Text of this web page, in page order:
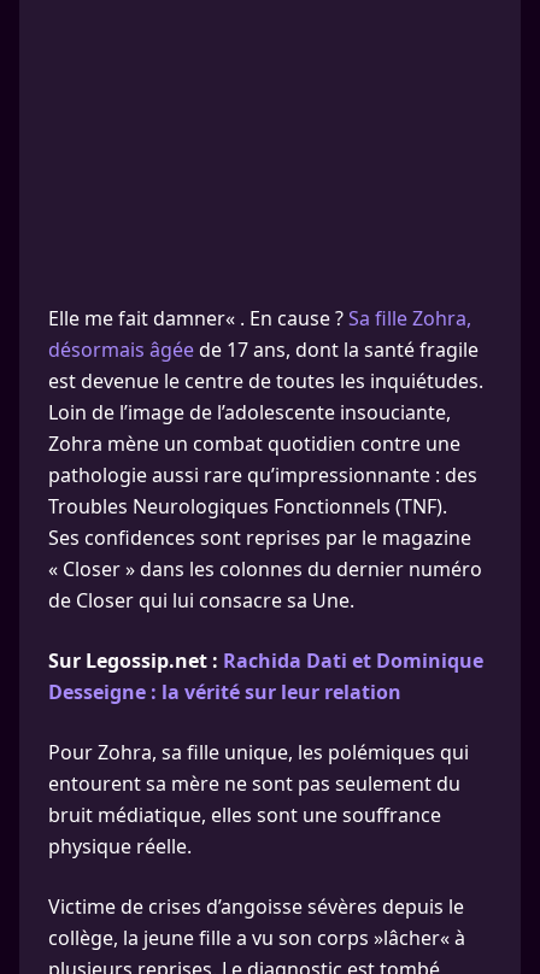
Elle me fait damner« . En cause ?Sa fille Zohra,
désormais âgéede 17 ans, dont la santé fragile
est devenue le centre de toutes les inquiétudes.
Loin de l’image de l’adolescente insouciante,
Zohra mène un combat quotidien contre une
pathologie aussi rare qu’impressionnante : des
Troubles Neurologiques Fonctionnels (TNF).
Ses confidences sont reprises par le magazine
« Closer » dans les colonnes du dernier numéro
de Closer qui lui consacre sa Une.
Sur Legossip.net : Rachida Dati et Dominique
Desseigne : la vérité sur leur relation
Pour Zohra, sa fille unique, les polémiques qui
entourent sa mère ne sont pas seulement du
bruit médiatique, elles sont une souffrance
physique réelle.
Victime de crises d’angoisse sévères depuis le
collège, la jeune fille a vu son corps »lâcher« à